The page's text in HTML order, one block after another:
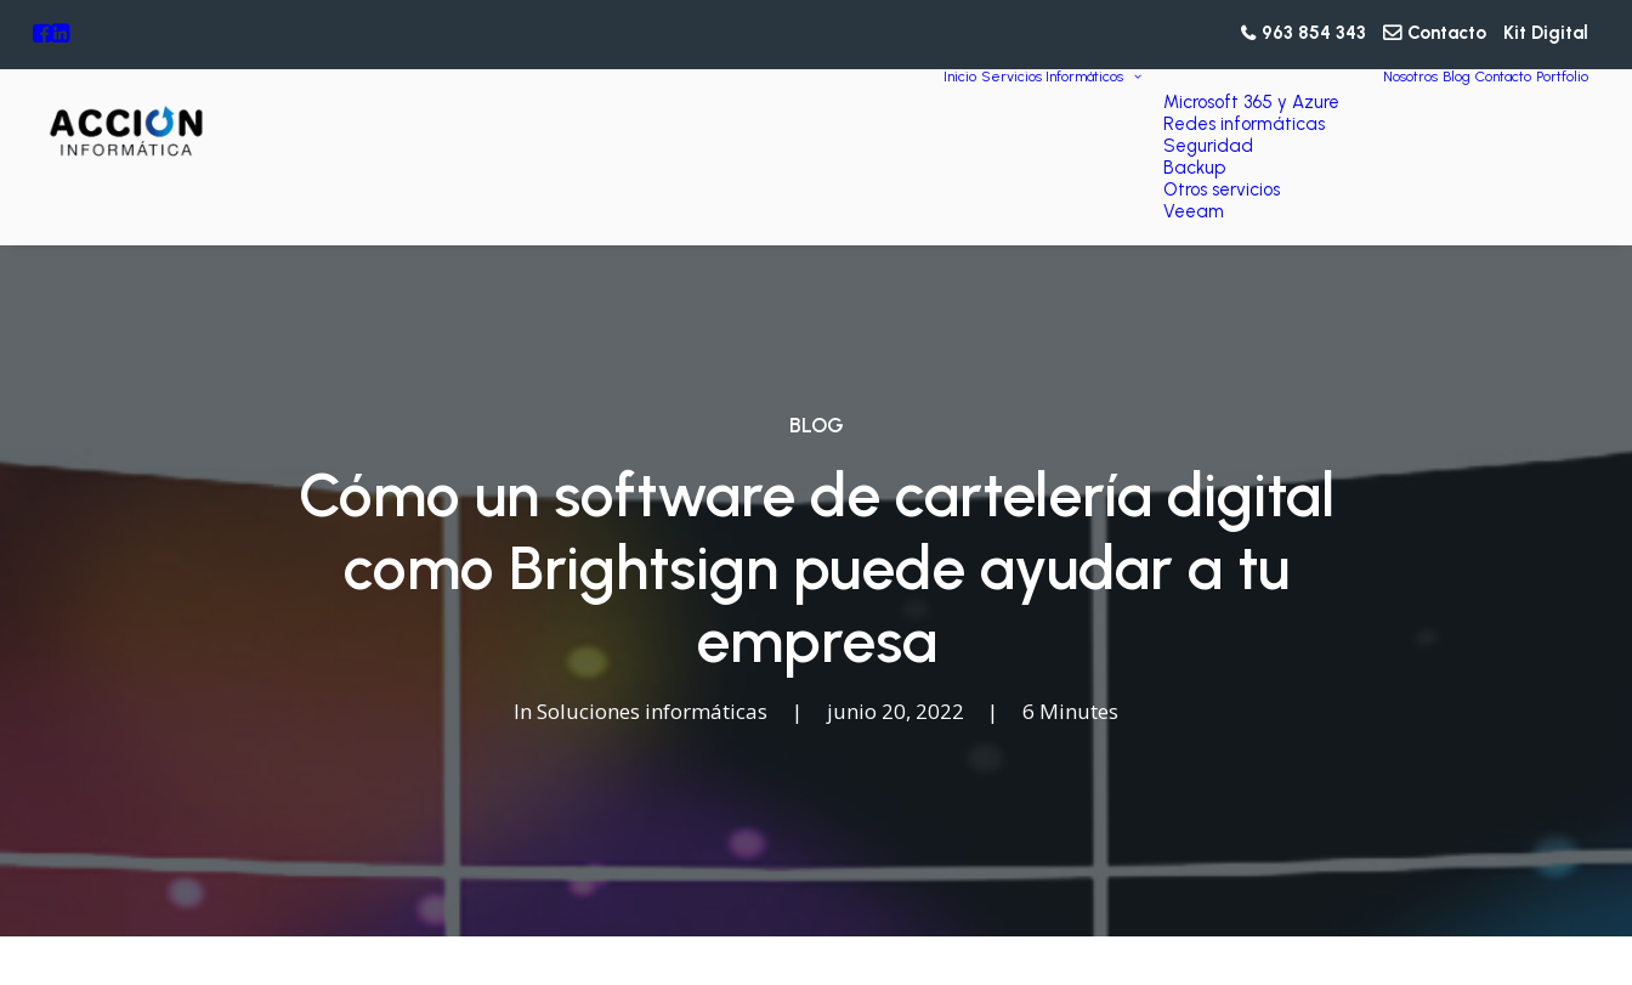
963 854 343 Contacto Kit Digital
Inicio Servicios Informáticos
Microsoft 365 y Azure
Redes informáticas
Seguridad
Backup
Otros servicios
Veeam
Nosotros Blog Contacto Portfolio
BLOG
Cómo un software de cartelería digital
como Brightsign puede ayudar a tu
empresa
InSoluciones informáticas | junio 20, 2022 | 6 Minutes